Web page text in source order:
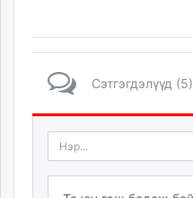
Сэтгэгдэлүүд (5)